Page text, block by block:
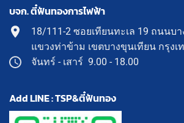
บจก. ตี๋ฟันทองการไฟฟ้า
18/111-2 ซอยเทียนทะเล 19 ถนนบ
แขวงท่าข้าม เขตบางขุนเทียน กรุง
จันทร์ - เสาร์ 9.00 - 18.00
Add LINE : TSP&ตี๋ฟันทอง